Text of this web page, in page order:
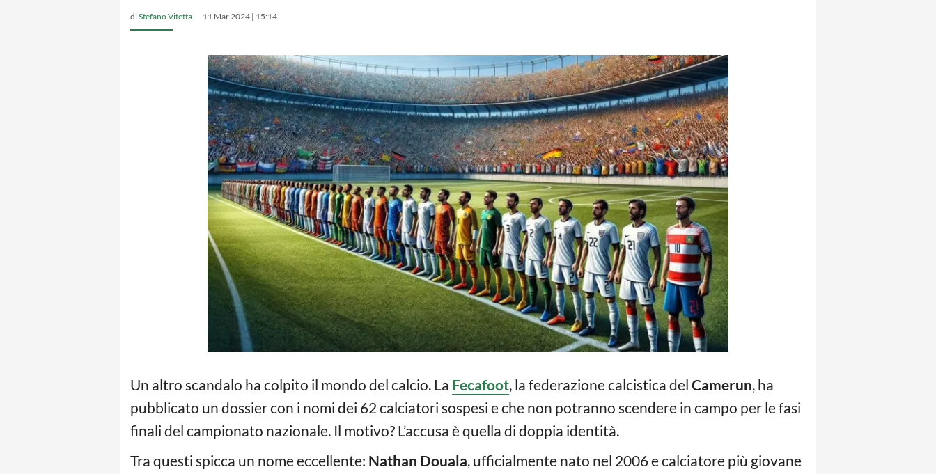
diStefano Vitetta 11 Mar 2024 | 15:14
Un altro scandalo ha colpito il mondo del calcio. La Fecafoot, la federazione calcistica del Camerun, ha
pubblicato un dossier con i nomi dei 62 calciatori sospesi e che non potranno scendere in campo per le fasi
finali del campionato nazionale. Il motivo? L’accusa è quella di doppia identità.
Tra questi spicca un nome eccellente: Nathan Douala, ufficialmente nato nel 2006 e calciatore più giovane